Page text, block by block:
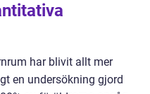
har blivit allt mer
en undersökning gjord